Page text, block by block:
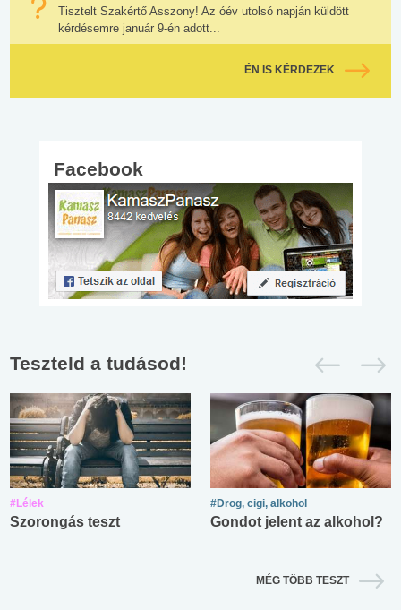
Tisztelt Szakértő Asszony! Az óév utolsó napján küldött
kérdésemre január 9-én adott...
ÉN IS KÉRDEZEK
Facebook
Teszteld a tudásod!
#Lélek
Szorongás teszt
#Drog, cigi, alkohol
Gondot jelent az alkohol?
MÉG TÖBB TESZT